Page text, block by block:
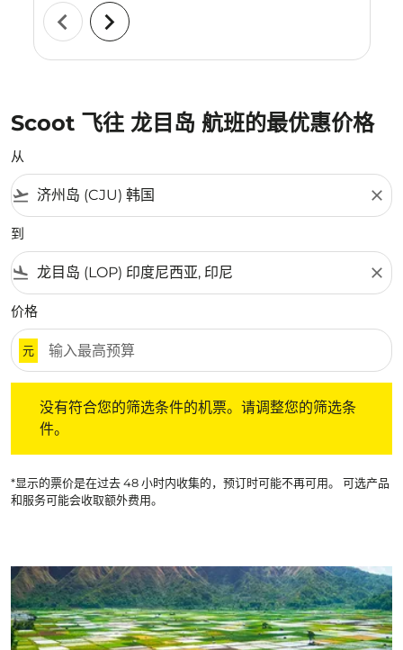
chevron_left chevron_right
Scoot 飞往 龙目岛 航班的最优惠价格
从
flight_takeoff close
到
flight_land close
价格
元
没有符合您的筛选条件的机票。请调整您的筛选条
件。
*显示的票价是在过去 48 小时内收集的，预订时可能不再可用。 可选产品
和服务可能会收取额外费用。